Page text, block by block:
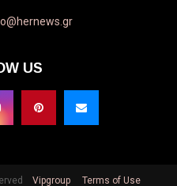
US
Vipgroup Terms of Use